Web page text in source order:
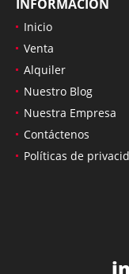
INFORMACIÓN
Inicio
Venta
Alquiler
Nuestro Blog
Nuestra Empresa
Contáctenos
Políticas de